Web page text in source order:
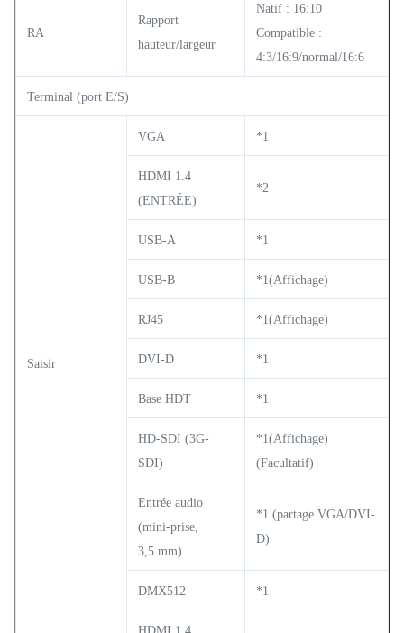
RA
Rapport
hauteur/largeur
Natif : 16:10
Compatible :
4:3/16:9/normal/16:6
Terminal (port E/S)
Saisir
VGA *1
HDMI 1.4
(ENTRÉE)
*2
USB-A *1
USB-B *1(Affichage)
RJ45 *1(Affichage)
DVI-D *1
Base HDT *1
HD-SDI (3G-
SDI)
*1(Affichage)
(Facultatif)
Entrée audio
(mini-prise,
3,5 mm)
*1 (partage VGA/DVI-
D)
DMX512 *1